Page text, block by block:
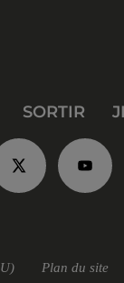
SORTIR
Plan du site